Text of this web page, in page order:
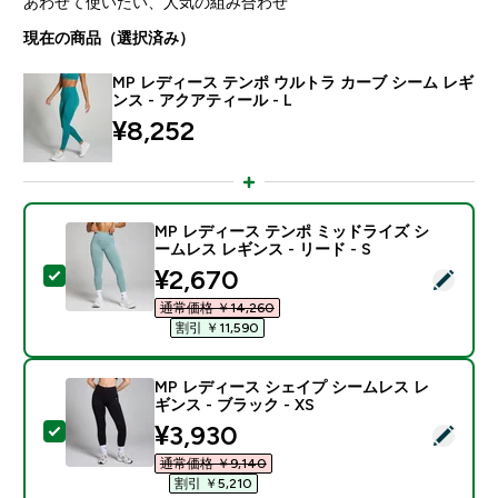
現在の商品（選択済み）
MP レディース テンポ ウルトラ カーブ シーム レギ
ンス - アクアティール - L
¥8,252‎
この商品を選択 - MP レディース テンポ ミッドライ
MP レディース テンポ ミッドライズ シ
ームレス レギンス - リード - S
discounted price
¥2,670‎
通常価格 ￥14,260‎
割引 ￥11,590‎
この商品を選択 - MP レディース シェイプ シームレ
MP レディース シェイプ シームレス レ
ギンス - ブラック - XS
discounted price
¥3,930‎
通常価格 ￥9,140‎
割引 ￥5,210‎